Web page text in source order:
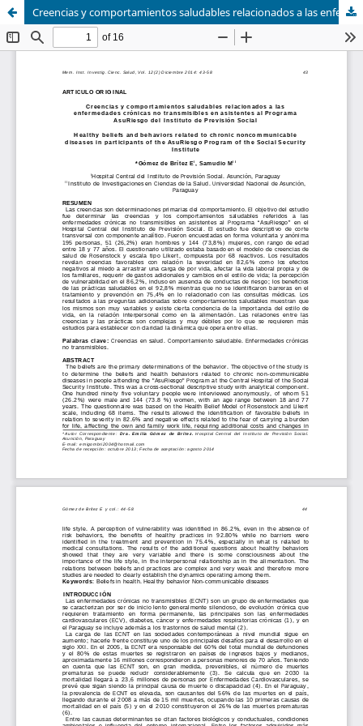
Creencias y comportamientos saludables relacionados a las enfermedades crónicas no transmisibles en asistentes al Programa AsuRiesgo del Instituto de Previsión Social